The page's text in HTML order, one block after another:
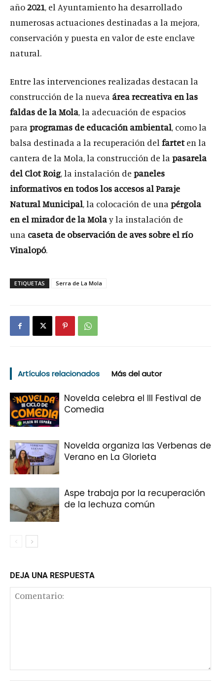
año2021, el Ayuntamiento ha desarrollado
numerosas actuaciones destinadas a la mejora,
conservación y puesta en valor de este enclave
natural.
Entre las intervenciones realizadas destacan la
construcción de la nueva área recreativa en las
faldas de la Mola, la adecuación de espacios
para programas de educación ambiental, como la
balsa destinada a la recuperación del farteten la
cantera de la Mola, la construcción de la pasarela
del Clot Roig, la instalación de paneles
informativos en todos los accesos al Paraje
Natural Municipal, la colocación de una pérgola
en el mirador de la Molay la instalación de
una caseta de observación de aves sobre el río
Vinalopó.
ETIQUETAS Serra de La Mola
Artículos relacionados Más del autor
Novelda celebra el III Festival de
Comedia
Novelda organiza las Verbenas de
Verano en La Glorieta
Aspe trabaja por la recuperación
de la lechuza común
DEJA UNA RESPUESTA